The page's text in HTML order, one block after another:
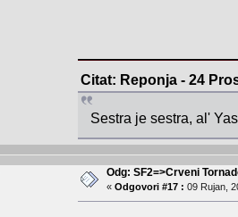
Citat: Reponja - 24
Sestra je sestra, al'
Odg: SF2=>Crveni
« Odgovori #17 : 09 Rujan,